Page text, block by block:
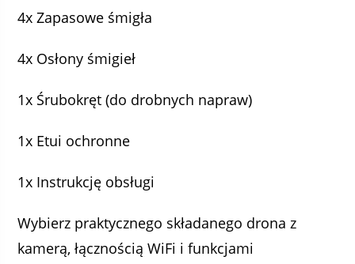
4x Zapasowe śmigła
4x Osłony śmigieł
1x Śrubokręt (do drobnych napraw)
1x Etui ochronne
1x Instrukcję obsługi
Wybierz praktycznego składanego drona z
kamerą, łącznością WiFi i funkcjami